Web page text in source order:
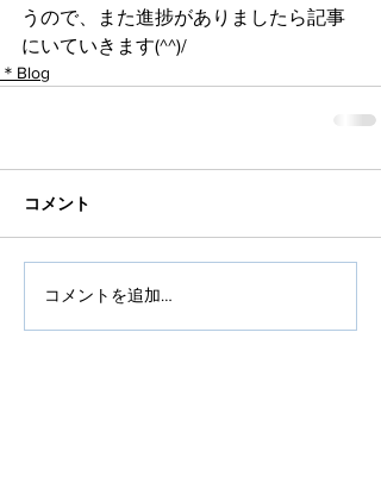
うので、また進捗がありましたら記事
にいていきます(^^)/
＊Blog
コメント
コメントを追加…